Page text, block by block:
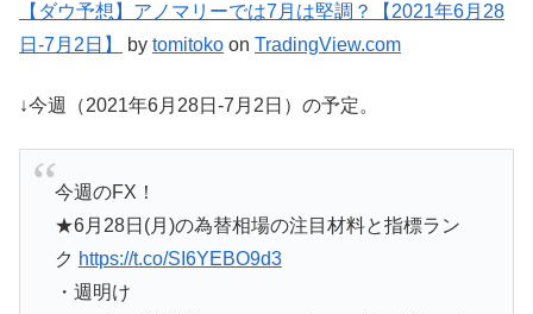
【ダウ予想】アノマリーでは7月は堅調？【2021年6月28
日-7月2日】
by tomitoko on TradingView.com
↓今週（2021年6月28日-7月2日）の予定。
今週のFX！
★6月28日(月)の為替相場の注目材料と指標ラン
ク https://t.co/SI6YEBO9d3
・週明け